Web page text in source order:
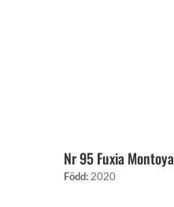
Nr 95 Fuxia Montoya
Född: 2020